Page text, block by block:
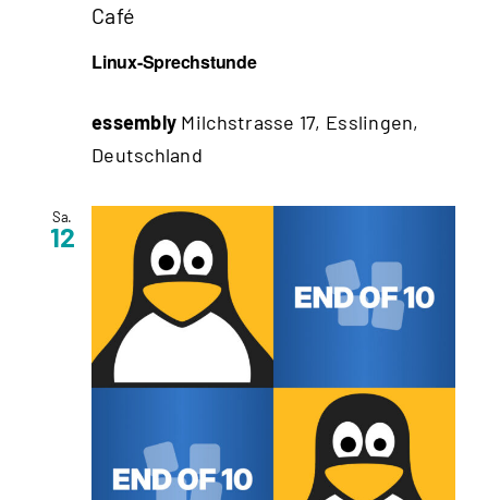
Linux-Sprechstunde
Café
essembly Milchstrasse 17, Esslingen,
Deutschland
Sa.
12